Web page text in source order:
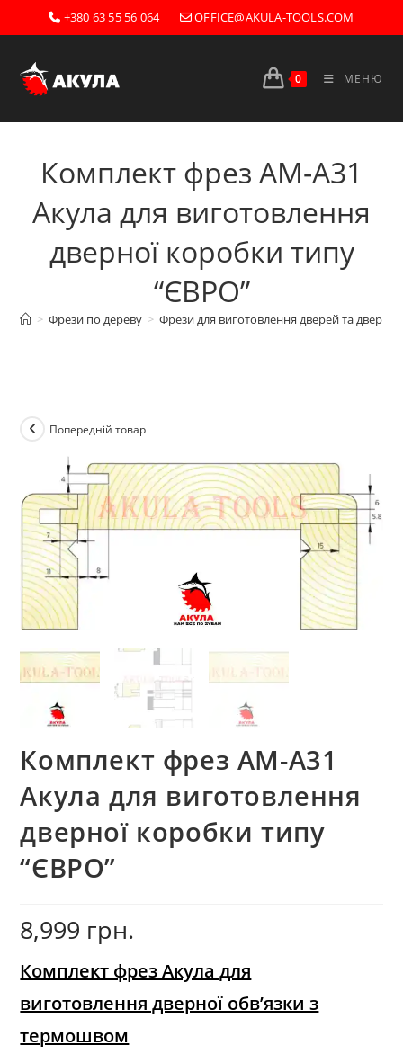
Перейти
до
+380 63 55 56 064 OFFICE@AKULA-TOOLS.COM
0 МЕНЮ
Комплект фрез АМ-А31
Акула для виготовлення
дверної коробки типу
“ЄВРО”
> Фрези по дереву > Фрези для виготовлення дверей та
Попередній товар
Комплект фрез АМ-А31
Акула для виготовлення
дверної коробки типу
“ЄВРО”
8,999 грн.
Комплект фрез Акула для
виготовлення дверної обв’язки з
термошвом